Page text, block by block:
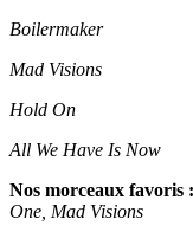
Boilermaker
Mad Visions
Hold On
All We Have Is Now
Nos morceaux favoris :
One, Mad Visions